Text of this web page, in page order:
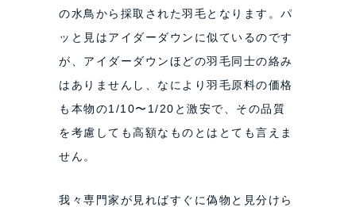
の水鳥から採取された羽毛となります。パ
ッと見はアイダーダウンに似ているのです
が、アイダーダウンほどの羽毛同士の絡み
はありませんし、なにより羽毛原料の価格
も本物の1/10〜1/20と激安で、その品質
を考慮しても高額なものとはとても言えま
せん。
我々専門家が見ればすぐに偽物と見分けら